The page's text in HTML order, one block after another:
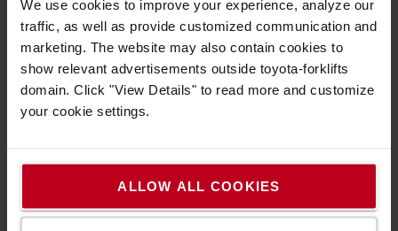
We use cookies to improve your experience, analyze our
traffic, as well as provide customized communication and
marketing. The website may also contain cookies to
show relevant advertisements outside toyota-forklifts
domain. Click "View Details" to read more and customize
your cookie settings.
ALLOW ALL COOKIES
Baumwolle. Erhältlich in den Größen XS-XXXL.
Schwarzes Kurzarm-Poloshirt für Männer. 100 %
Baumwolle. Erhältlich in den Größen XS-XXXL.
Eigenschaften
Gewicht:300g